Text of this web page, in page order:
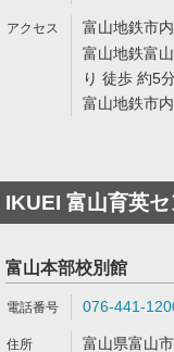
富山地鉄市
富山地鉄富
り 徒歩 約5
富山地鉄市
IKUEI 富山育英セ
富山本部校別館
076-441-
富山県富山